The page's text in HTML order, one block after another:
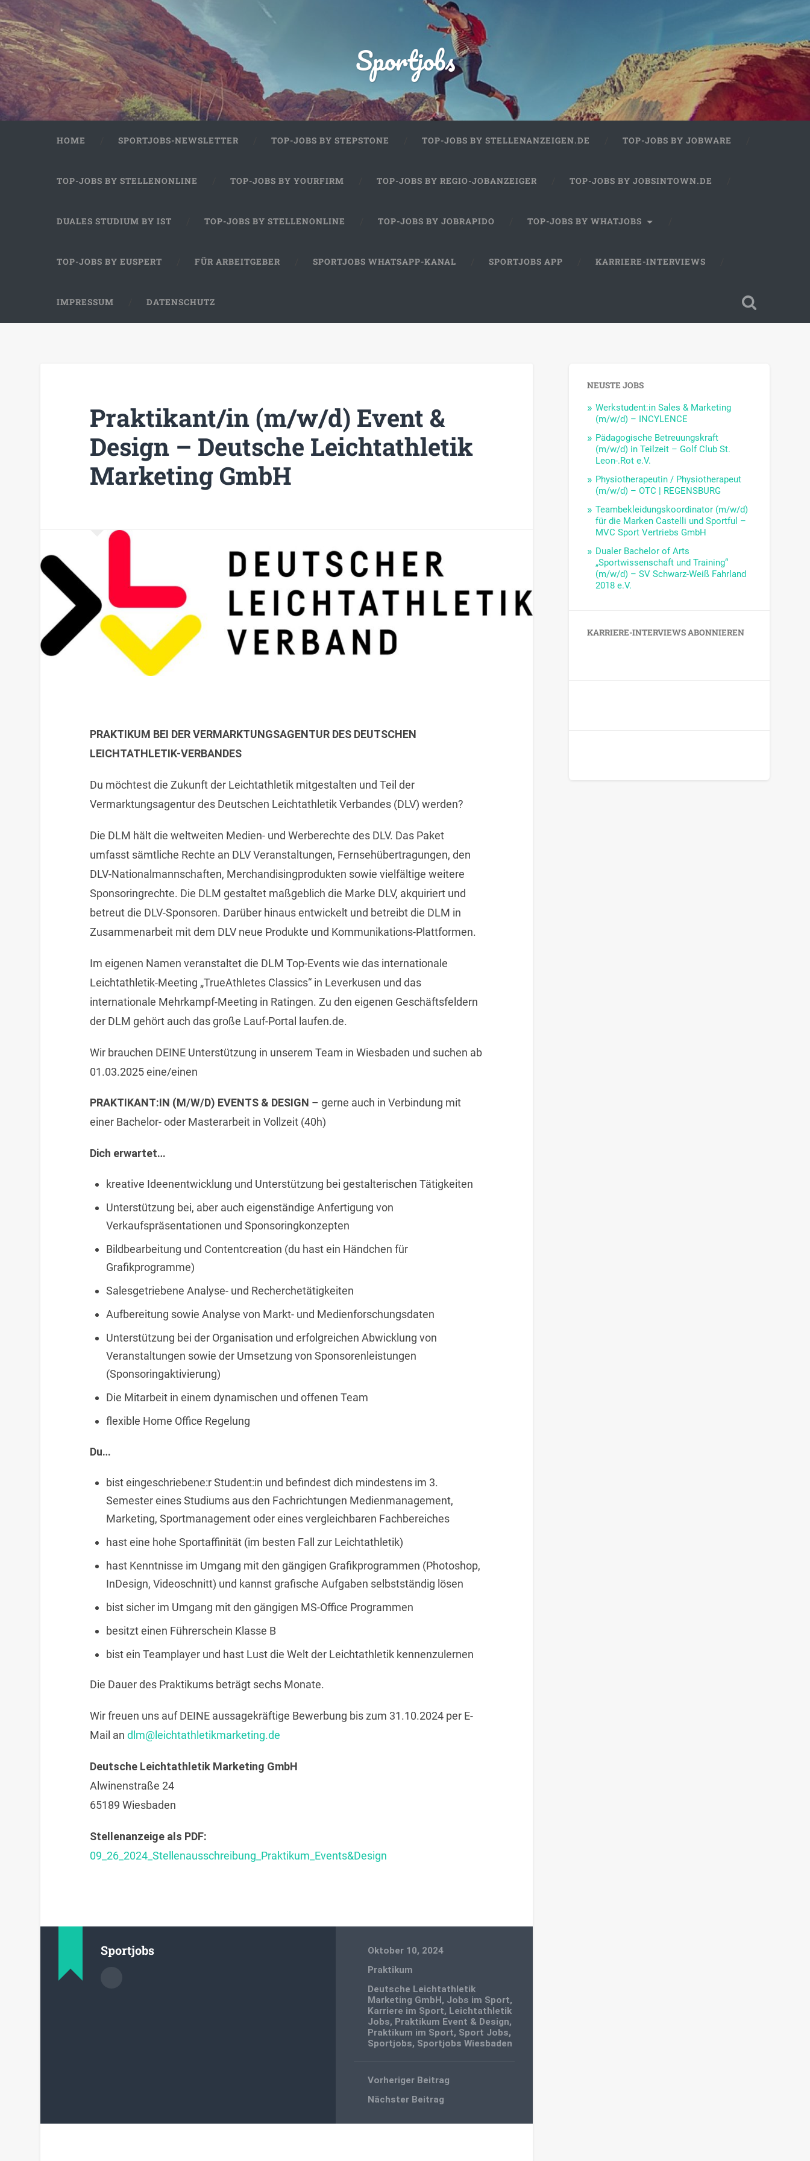
Sportjobs
HOME SPORTJOBS-NEWSLETTER TOP-JOBS BY STEPSTONE TOP-JOBS BY STELLENANZEIGEN.DE TOP-JOBS BY JOBWARE
TOP-JOBS BY STELLENONLINE TOP-JOBS BY YOURFIRM TOP-JOBS BY REGIO-JOBANZEIGER TOP-JOBS BY JOBSINTOWN.DE
DUALES STUDIUM BY IST TOP-JOBS BY STELLENONLINE TOP-JOBS BY JOBRAPIDO TOP-JOBS BY WHATJOBS
TOP-JOBS BY EUSPERT FÜR ARBEITGEBER SPORTJOBS WHATSAPP-KANAL SPORTJOBS APP KARRIERE-INTERVIEWS
IMPRESSUM DATENSCHUTZ
Praktikant/in (m/w/d) Event &
Design – Deutsche Leichtathletik
Marketing GmbH
PRAKTIKUM BEI DER VERMARKTUNGSAGENTUR DES DEUTSCHEN
LEICHTATHLETIK-VERBANDES
Du möchtest die Zukunft der Leichtathletik mitgestalten und Teil der
Vermarktungsagentur des Deutschen Leichtathletik Verbandes (DLV) werden?
Die DLM hält die weltweiten Medien- und Werberechte des DLV. Das Paket
umfasst sämtliche Rechte an DLV Veranstaltungen, Fernsehübertragungen, den
DLV-Nationalmannschaften, Merchandisingprodukten sowie vielfältige weitere
Sponsoringrechte. Die DLM gestaltet maßgeblich die Marke DLV, akquiriert und
betreut die DLV-Sponsoren. Darüber hinaus entwickelt und betreibt die DLM in
Zusammenarbeit mit dem DLV neue Produkte und Kommunikations-Plattformen.
Im eigenen Namen veranstaltet die DLM Top-Events wie das internationale
Leichtathletik-Meeting „TrueAthletes Classics“ in Leverkusen und das
internationale Mehrkampf-Meeting in Ratingen. Zu den eigenen Geschäftsfeldern
der DLM gehört auch das große Lauf-Portal laufen.de.
Wir brauchen DEINE Unterstützung in unserem Team in Wiesbaden und suchen ab
01.03.2025 eine/einen
PRAKTIKANT:IN (M/W/D) EVENTS & DESIGN – gerne auch in Verbindung mit
einer Bachelor- oder Masterarbeit in Vollzeit (40h)
Dich erwartet…
kreative Ideenentwicklung und Unterstützung bei gestalterischen Tätigkeiten
Unterstützung bei, aber auch eigenständige Anfertigung von
Verkaufspräsentationen und Sponsoringkonzepten
Bildbearbeitung und Contentcreation (du hast ein Händchen für
Grafikprogramme)
Salesgetriebene Analyse- und Recherchetätigkeiten
Aufbereitung sowie Analyse von Markt- und Medienforschungsdaten
Unterstützung bei der Organisation und erfolgreichen Abwicklung von
Veranstaltungen sowie der Umsetzung von Sponsorenleistungen
(Sponsoringaktivierung)
Die Mitarbeit in einem dynamischen und offenen Team
flexible Home Office Regelung
Du…
bist eingeschriebene:r Student:in und befindest dich mindestens im 3.
Semester eines Studiums aus den Fachrichtungen Medienmanagement,
Marketing, Sportmanagement oder eines vergleichbaren Fachbereiches
hast eine hohe Sportaffinität (im besten Fall zur Leichtathletik)
hast Kenntnisse im Umgang mit den gängigen Grafikprogrammen (Photoshop,
InDesign, Videoschnitt) und kannst grafische Aufgaben selbstständig lösen
bist sicher im Umgang mit den gängigen MS-Office Programmen
besitzt einen Führerschein Klasse B
bist ein Teamplayer und hast Lust die Welt der Leichtathletik kennenzulernen
Die Dauer des Praktikums beträgt sechs Monate.
Wir freuen uns auf DEINE aussagekräftige Bewerbung bis zum 31.10.2024 per E-
Mail an dlm@leichtathletikmarketing.de
Deutsche Leichtathletik Marketing GmbH
Alwinenstraße 24
65189 Wiesbaden
Stellenanzeige als PDF:
09_26_2024_Stellenausschreibung_Praktikum_Events&Design
Sportjobs
Oktober 10, 2024
Praktikum
Deutsche Leichtathletik
Marketing GmbH, Jobs im Sport,
Karriere im Sport, Leichtathletik
Jobs, Praktikum Event & Design,
Praktikum im Sport, Sport Jobs,
Sportjobs, Sportjobs Wiesbaden
Vorheriger Beitrag
Nächster Beitrag
NEUSTE JOBS
Werkstudent:in Sales & Marketing
(m/w/d) – INCYLENCE
Pädagogische Betreuungskraft
(m/w/d) in Teilzeit – Golf Club St.
Leon-.Rot e.V.
Physiotherapeutin / Physiotherapeut
(m/w/d) – OTC | REGENSBURG
Teambekleidungskoordinator (m/w/d)
für die Marken Castelli und Sportful –
MVC Sport Vertriebs GmbH
Dualer Bachelor of Arts
„Sportwissenschaft und Training“
(m/w/d) – SV Schwarz-Weiß Fahrland
2018 e.V.
KARRIERE-INTERVIEWS ABONNIEREN